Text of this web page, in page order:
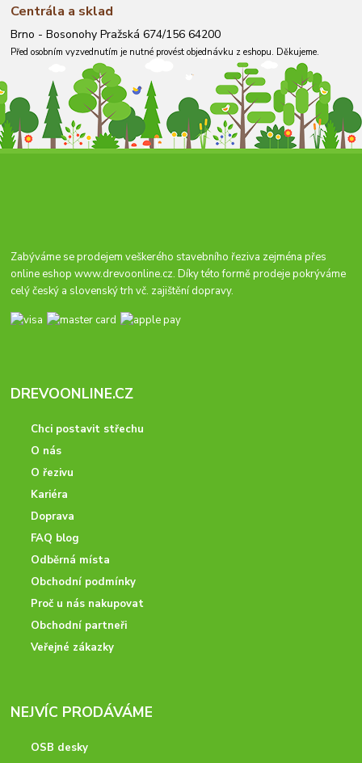
Centrála a sklad
Brno - Bosonohy Pražská 674/156 64200
Před osobním vyzvednutím je nutné provést objednávku z eshopu. Děkujeme.
Zabýváme se prodejem veškerého stavebního řeziva zejména přes
online eshopwww.drevoonline.cz. Díky této formě prodeje pokrýváme
celý český a slovenský trh vč. zajištění dopravy.
DREVOONLINE.CZ
Chci postavit střechu
O nás
O řezivu
Kariéra
Doprava
FAQ blog
Odběrná místa
Obchodní podmínky
Proč u nás nakupovat
Obchodní partneři
Veřejné zákazky
NEJVÍC PRODÁVÁME
OSB desky